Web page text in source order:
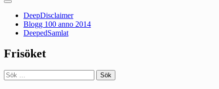
Primär
DeepDisclaimer
Blogg 100 anno 2014
DeepedSamlat
Frisöket
Sök
efter: